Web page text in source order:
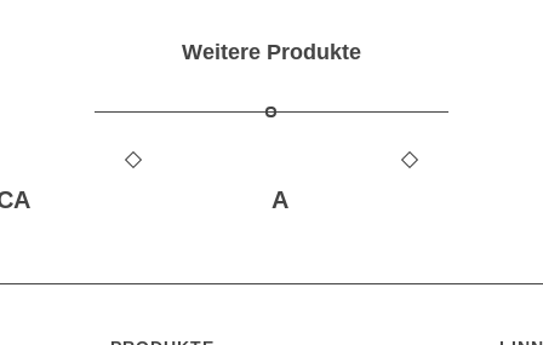
Weitere Produkte
A